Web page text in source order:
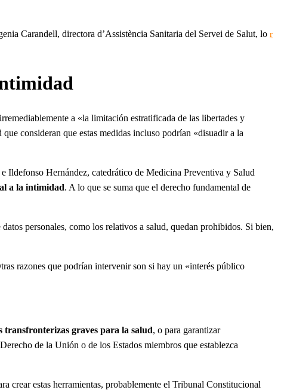
Carandell, directora d’Assistència Sanitaria del Servei de Salut, lo r
a «la limitación estratificada de las libertades y
que consideran que estas medidas incluso podrían «disuadir a la
Ildefonso Hernández, catedrático de Medicina Preventiva y Salud
a la intimidad. A lo que se suma que el derecho fundamental de
personales, como los relativos a salud, quedan prohibidos. Si bien,
razones que podrían intervenir son si hay un «interés público
transfronterizas graves para la salud, o para garantizar
de la Unión o de los Estados miembros que establezca
crear estas herramientas, probablemente el Tribunal Constitucional